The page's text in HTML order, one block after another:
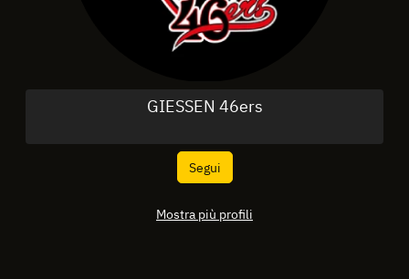
GIESSEN 46ers
Segui
Mostra più profili